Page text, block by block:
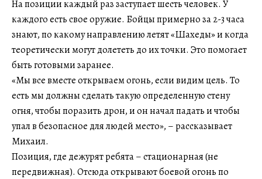
На позиции каждый раз заступает шесть человек. У
каждого есть свое оружие. Бойцы примерно за 2-3 часа
знают, по какому направлению летят «Шахеды» и когда
теоретически могут долететь до их точки. Это помогает
быть готовыми заранее.
«Мы все вместе открываем огонь, если видим цель. То
есть мы должны сделать такую определенную стену
огня, чтобы поразить дрон, и он начал падать и чтобы
упал в безопасное для людей место», – рассказывает
Михаил.
Позиция, где дежурят ребята – стационарная (не
передвижная). Отсюда открывают боевой огонь по